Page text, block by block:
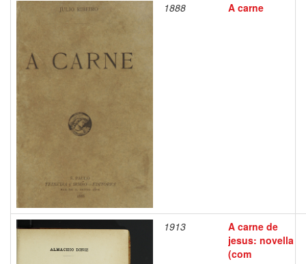
1888 A carne
1913
A carne de
jesus: novella
(com